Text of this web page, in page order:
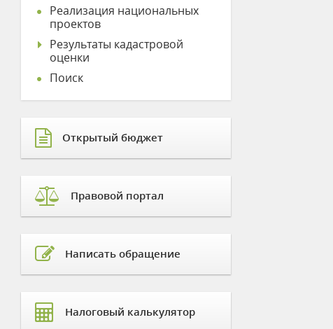
Реализация национальных
проектов
Результаты кадастровой
оценки
Поиск
Открытый бюджет
Правовой портал
Написать обращение
Налоговый калькулятор